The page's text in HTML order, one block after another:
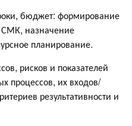
бюджет: формирование
назначение
планирование.
рисков и показателей
процессов, их входов/
результативности и